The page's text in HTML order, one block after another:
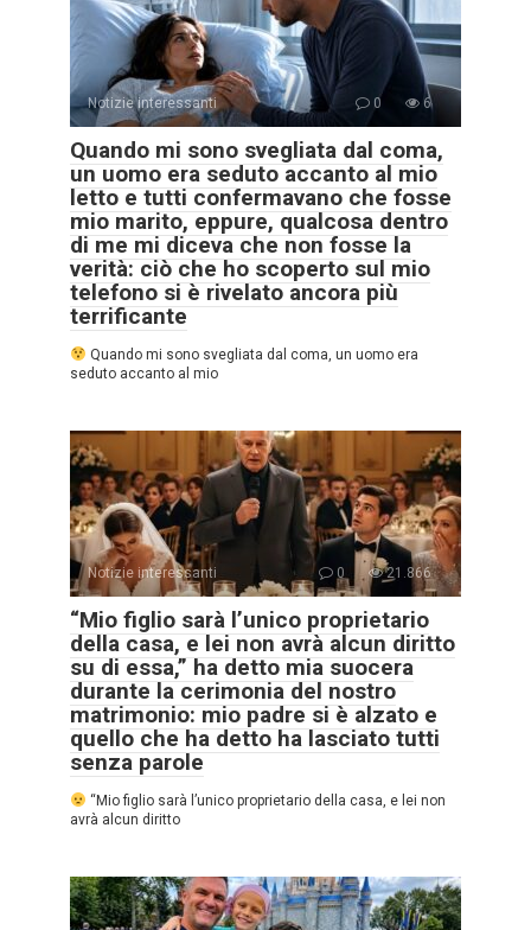
Notizie interessanti 0 6
Quando mi sono svegliata dal coma,
un uomo era seduto accanto al mio
letto e tutti confermavano che fosse
mio marito, eppure, qualcosa dentro
di me mi diceva che non fosse la
verità: ciò che ho scoperto sul mio
telefono si è rivelato ancora più
terrificante
Quando mi sono svegliata dal coma, un uomo era
seduto accanto al mio
Notizie interessanti 0 21.866
“Mio figlio sarà l’unico proprietario
della casa, e lei non avrà alcun diritto
su di essa,” ha detto mia suocera
durante la cerimonia del nostro
matrimonio: mio padre si è alzato e
quello che ha detto ha lasciato tutti
senza parole
“Mio figlio sarà l’unico proprietario della casa, e lei non
avrà alcun diritto